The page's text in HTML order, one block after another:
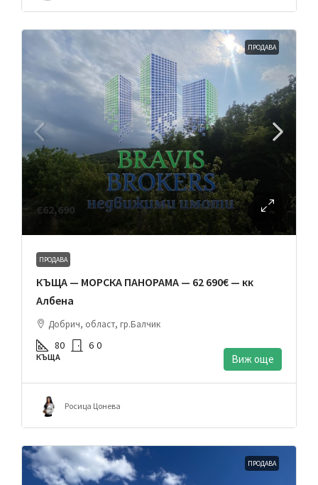
ПРОДАВА
€62,690
ПРОДАВА
КЪЩА — МОРСКА ПАНОРАМА — 62 690€ — кк
Албена
Добрич, област, гр.Балчик
80 6 0
КЪЩА Виж още
Росица Цонева
ПРОДАВА